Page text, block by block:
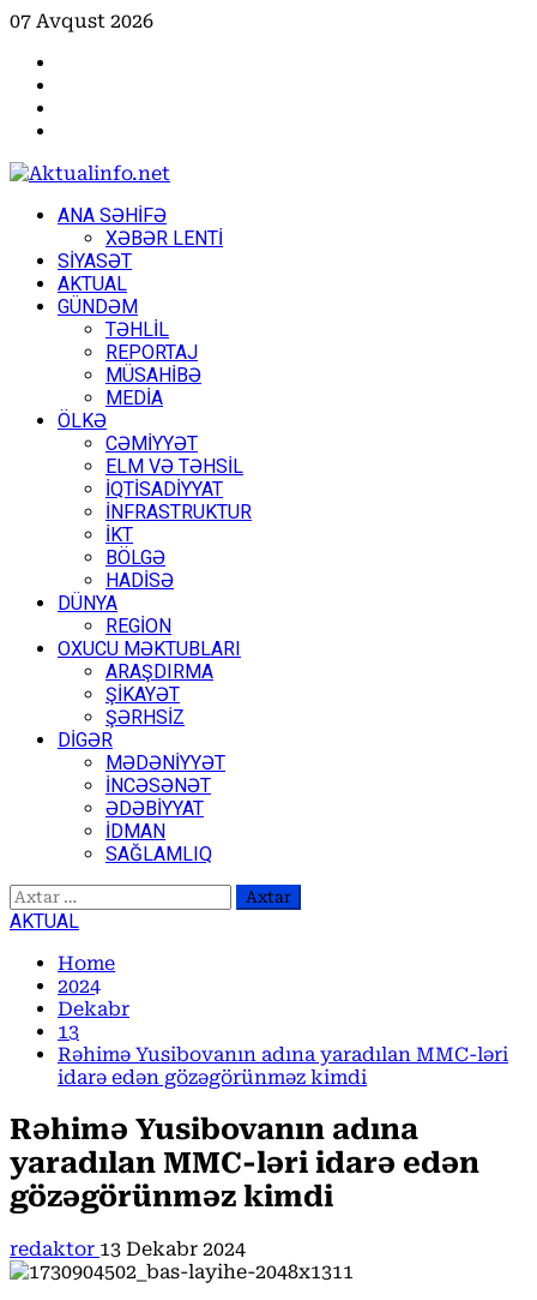
Skip
content
07 Avqust 2026
PrimaryANA SƏHİFƏ
XƏBƏR LENTİ
SİYASƏT
AKTUAL
GÜNDƏM
TƏHLİL
REPORTAJ
MÜSAHİBƏ
MEDİA
ÖLKƏ
CƏMİYYƏT
ELM VƏ TƏHSİL
İQTİSADİYYAT
İNFRASTRUKTUR
İKT
BÖLGƏ
HADİSƏ
DÜNYA
REGİON
OXUCU MƏKTUBLARI
ARAŞDIRMA
ŞİKAYƏT
ŞƏRHSİZ
DİGƏR
MƏDƏNİYYƏT
İNCƏSƏNƏT
ƏDƏBİYYAT
İDMAN
SAĞLAMLIQ
Axtarış:
AKTUAL
Home
2024
Dekabr
13
Rəhimə Yusibovanın adına yaradılan MMC-ləri
idarə edən gözəgörünməz kimdi
Rəhimə Yusibovanın adına
yaradılan MMC-ləri idarə edən
gözəgörünməz kimdi
redaktor 13 Dekabr 2024